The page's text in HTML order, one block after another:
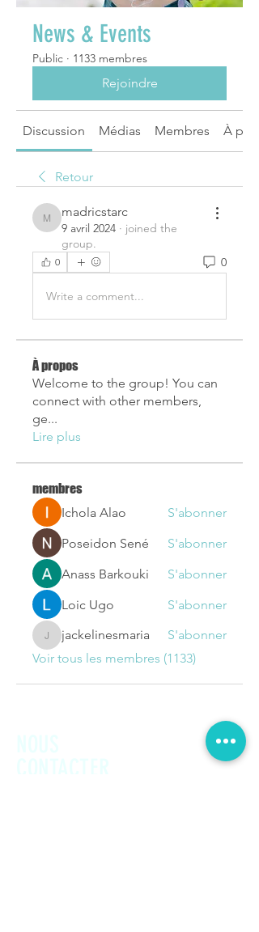
News & Events
Public · 1133 membres
Rejoindre
Discussion Médias Membres À
Retour
madricstarc
madricstarc
9 avril 2024 · joined the
group.
0 0
Write a comment...
À propos
Welcome to the group! You can
connect with other members,
ge...
Lire plus
membres
Ichola Alao
S'abonner
Poseidon Sené
S'abonner
Anass Barkouki
S'abonner
Loic Ugo
S'abonner
jackelinesmaria
jackelinesmaria
S'abonner
Voir tous les membres (1133)